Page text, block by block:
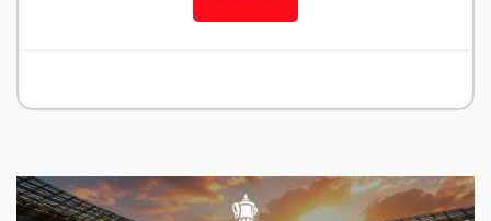
อ่านรีวิว JBO